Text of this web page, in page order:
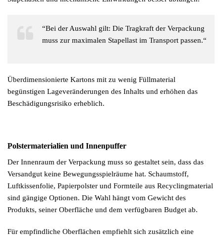
“Bei der Auswahl gilt: Die Tragkraft der Verpackung
muss zur maximalen Stapellast im Transport passen.“
Überdimensionierte Kartons mit zu wenig Füllmaterial
begünstigen Lageveränderungen des Inhalts und erhöhen das
Beschädigungsrisiko erheblich.
Polstermaterialien und Innenpuffer
Der Innenraum der Verpackung muss so gestaltet sein, dass das
Versandgut keine Bewegungsspielräume hat. Schaumstoff,
Luftkissenfolie, Papierpolster und Formteile aus Recyclingmaterial
sind gängige Optionen. Die Wahl hängt vom Gewicht des
Produkts, seiner Oberfläche und dem verfügbaren Budget ab.
Für empfindliche Oberflächen empfiehlt sich zusätzlich eine